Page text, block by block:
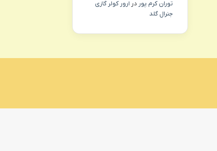
توران کرم پور در ارور کولر گازی
جنرال گلد